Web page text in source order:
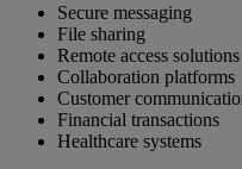
Secure messaging
File sharing
Remote access solutions
Collaboration platforms
Customer
Financial transactions
Healthcare systems